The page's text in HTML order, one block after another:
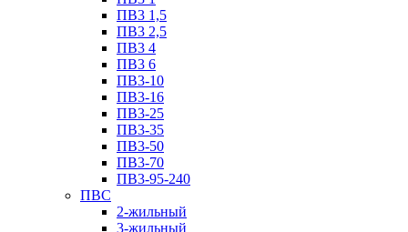
ПВ3 1,5
ПВ3 2,5
ПВ3 4
ПВ3 6
ПВ3-10
ПВ3-16
ПВ3-25
ПВ3-35
ПВ3-50
ПВ3-70
ПВ3-95-240
ПВС
2-жильный
3-жильный